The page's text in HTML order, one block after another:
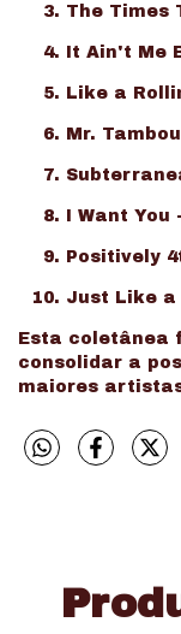
The Times
It Ain't Me
Like a
Mr.
I Want You
Positively
Just Like a
Esta coletânea
consolidar a
maiores